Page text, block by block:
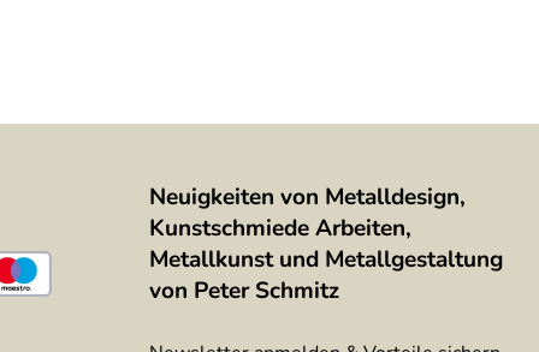
Neuigkeiten von Metalldesign,
Kunstschmiede Arbeiten,
Metallkunst und Metallgestaltung
von Peter Schmitz